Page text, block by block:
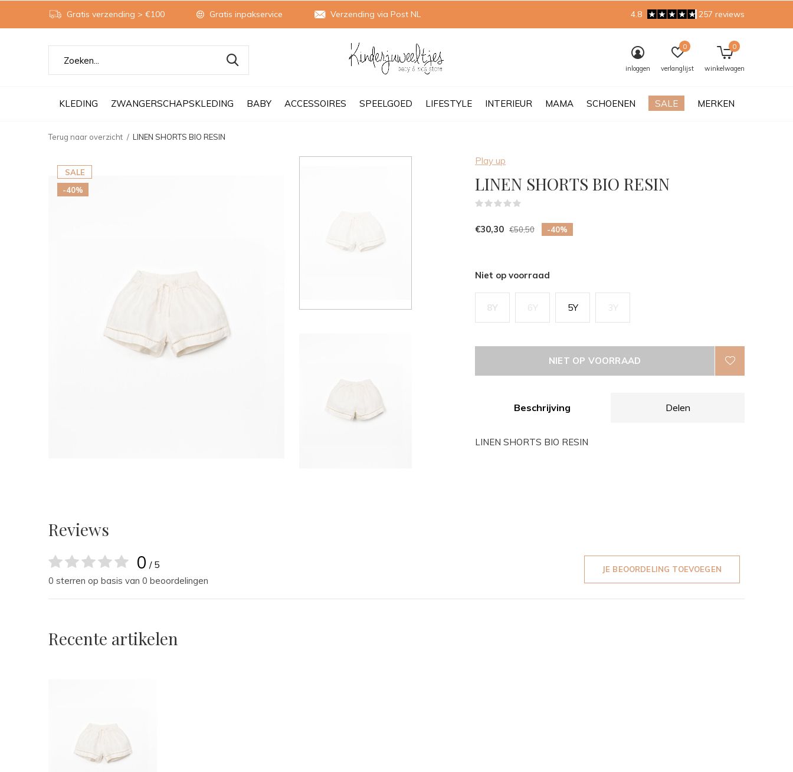
KLEDING ZWANGERSCHAPSKLEDING BABY ACCESSOIRES SPEELGOED LIFESTYLE INTERIEUR MAMA SCHOENEN SALE MERKEN
inloggen verlanglijst
0
winkelwagen
0
Gratis verzending > €100 Gratis inpakservice Verzending via Post NL 4.8 257 reviews
Terug naar overzicht LINEN SHORTS BIO RESIN
SALE
-40%
Play up
LINEN SHORTS BIO RESIN
€30,30 €50,50 -40%
Niet op voorraad
8Y 6Y 5Y 3Y
NIET OP VOORRAAD
Beschrijving Delen
LINEN SHORTS BIO RESIN
Reviews
0 / 5
0 sterren op basis van 0 beoordelingen
JE BEOORDELING TOEVOEGEN
Recente artikelen